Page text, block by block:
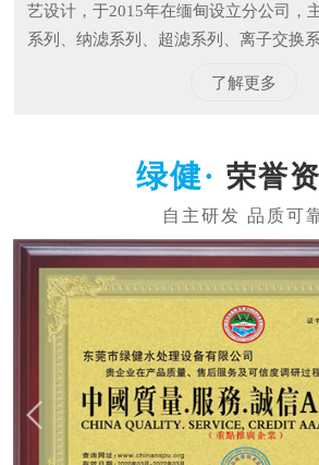
艺设计，于2015年在缅甸设立分公司，
系列、纳滤系列、超滤系列、离子交换
了解更多
荣誉